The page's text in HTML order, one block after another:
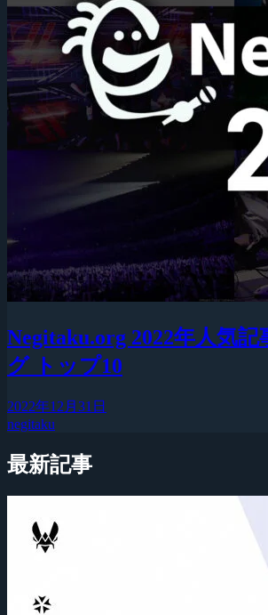
Negitaku.org 2022年人気
グ トップ10
2022年12月31日
negitaku
最新記事